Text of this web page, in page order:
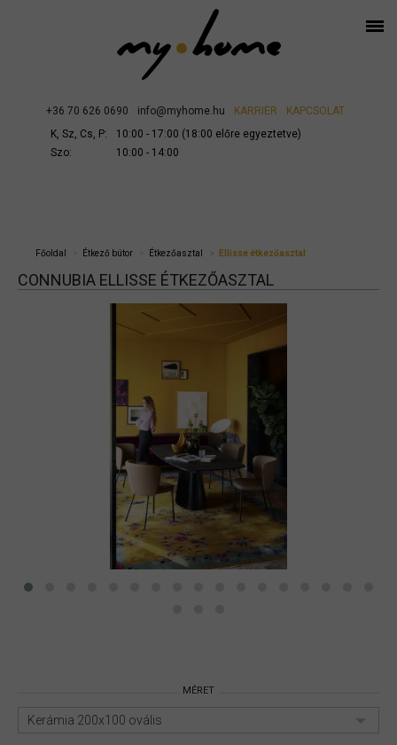
+36 70 626 0690 info@myhome.hu KARRIER
KAPCSOLAT
K, Sz, Cs, P:
10:00 - 17:00 (18:00 előre egyeztetve)
Szo:
10:00 - 14:00
Főoldal Étkező bútor Étkezőasztal Ellisse étkezőasztal
CONNUBIA ELLISSE ÉTKEZŐASZTAL
MÉRET
Kerámia 200x100 ovális